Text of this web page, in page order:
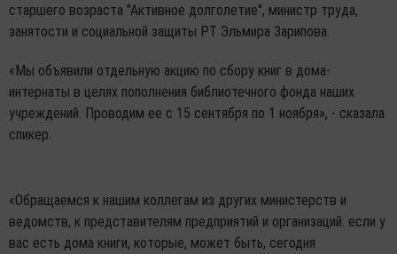
старшего возраста "Активное долголетие", министр труда,
занятости и социальной защиты РТ Эльмира Зарипова.
«Мы объявили отдельную акцию по сбору книг в дома-
интернаты в целях пополнения библиотечного фонда наших
учреждений. Проводим ее с 15 сентября по 1 ноября», - сказала
спикер.
«Обращаемся к нашим коллегам из других министерств и
ведомств, к представителям предприятий и организаций: если у
вас есть дома книги, которые, может быть, сегодня